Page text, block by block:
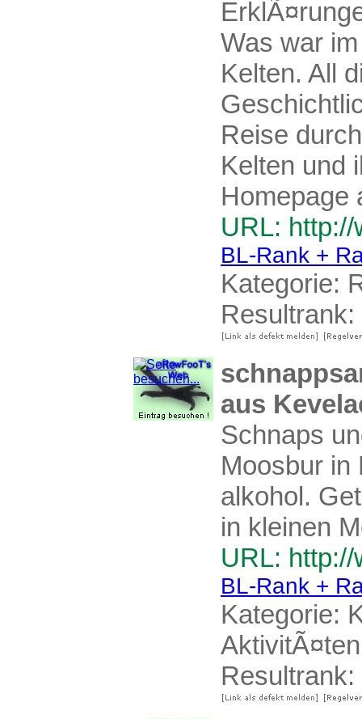
Was war
Kelten. All
Reise
Kelten und
Homepage
URL:
BL-Rank +
Kategorie:
Resultrank:
aus
Schnaps
Moosbur in
alkohol.
in kleinen
URL:
BL-Rank +
Kategorie:
AktivitÃ¤ten
Resultrank: